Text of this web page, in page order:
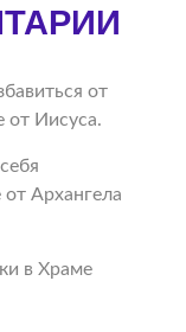
от
от Иисуса.
Архангела
в Храме